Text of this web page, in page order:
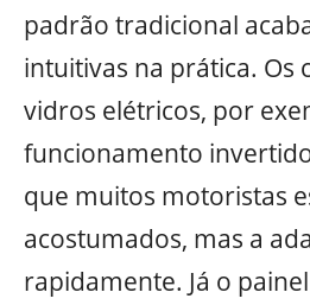
padrão tradicional
intuitivas na prática. Os
vidros elétricos, por
funcionamento
que muitos motoristas
acostumados, mas a
rapidamente. Já o